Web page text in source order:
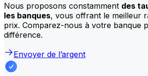
Nous proposons constamment des
les banques, vous offrant le meilleur
prix. Comparez-nous à votre banque
différence.
Envoyer de l’argent